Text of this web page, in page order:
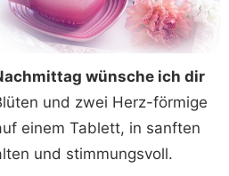
wünsche ich dir
und zwei Herz-förmige
einem Tablett, in sanften
und stimmungsvoll.